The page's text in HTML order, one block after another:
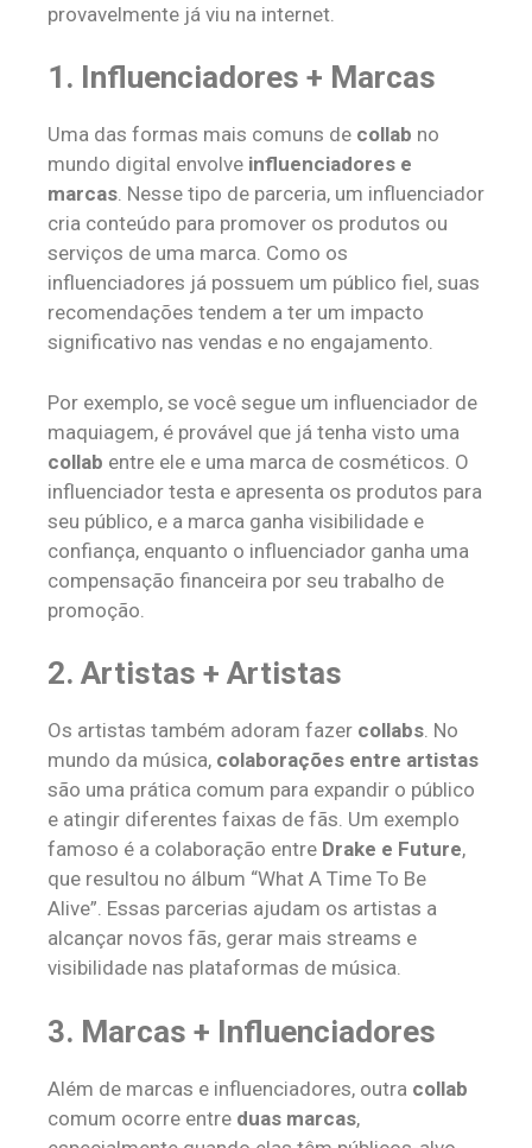
provavelmente já viu na internet.
1. Influenciadores + Marcas
Uma das formas mais comuns de collab no
mundo digital envolve influenciadores e
marcas. Nesse tipo de parceria, um influenciador
cria conteúdo para promover os produtos ou
serviços de uma marca. Como os
influenciadores já possuem um público fiel, suas
recomendações tendem a ter um impacto
significativo nas vendas e no engajamento.
Por exemplo, se você segue um influenciador de
maquiagem, é provável que já tenha visto uma
collab entre ele e uma marca de cosméticos. O
influenciador testa e apresenta os produtos para
seu público, e a marca ganha visibilidade e
confiança, enquanto o influenciador ganha uma
compensação financeira por seu trabalho de
promoção.
2. Artistas + Artistas
Os artistas também adoram fazer collabs. No
mundo da música, colaborações entre artistas
são uma prática comum para expandir o público
e atingir diferentes faixas de fãs. Um exemplo
famoso é a colaboração entre Drake e Future,
que resultou no álbum “What A Time To Be
Alive”. Essas parcerias ajudam os artistas a
alcançar novos fãs, gerar mais streams e
visibilidade nas plataformas de música.
3. Marcas + Influenciadores
Além de marcas e influenciadores, outra collab
comum ocorre entre duas marcas,